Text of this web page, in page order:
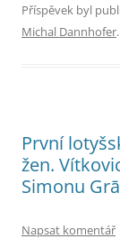
Příspěvek byl
Michal Dannhofer.
První
žen.
Simonu
Napsat komentář